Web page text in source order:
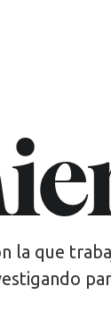
la que